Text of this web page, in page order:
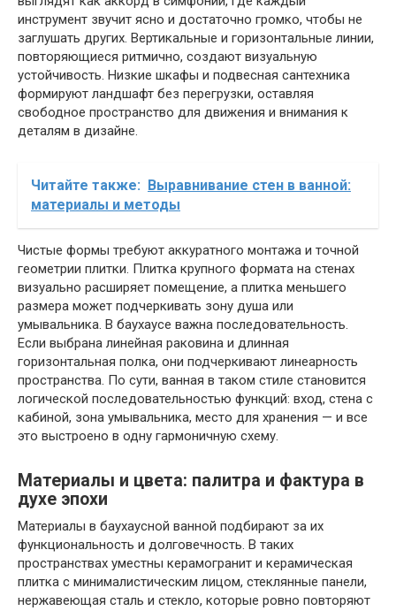
инструмент звучит ясно и достаточно громко, чтобы не
заглушать других. Вертикальные и горизонтальные линии,
повторяющиеся ритмично, создают визуальную
устойчивость. Низкие шкафы и подвесная сантехника
формируют ландшафт без перегрузки, оставляя
свободное пространство для движения и внимания к
деталям в дизайне.
Читайте также: Выравнивание стен в ванной:
материалы и методы
Чистые формы требуют аккуратного монтажа и точной
геометрии плитки. Плитка крупного формата на стенах
визуально расширяет помещение, а плитка меньшего
размера может подчеркивать зону душа или
умывальника. В баухаусе важна последовательность.
Если выбрана линейная раковина и длинная
горизонтальная полка, они подчеркивают линеарность
пространства. По сути, ванная в таком стиле становится
логической последовательностью функций: вход, стена с
кабиной, зона умывальника, место для хранения — и все
это выстроено в одну гармоничную схему.
Материалы и цвета: палитра и фактура в
духе эпохи
Материалы в баухаусной ванной подбирают за их
функциональность и долговечность. В таких
пространствах уместны керамогранит и керамическая
плитка с минималистическим лицом, стеклянные панели,
нержавеющая сталь и стекло, которые ровно повторяют